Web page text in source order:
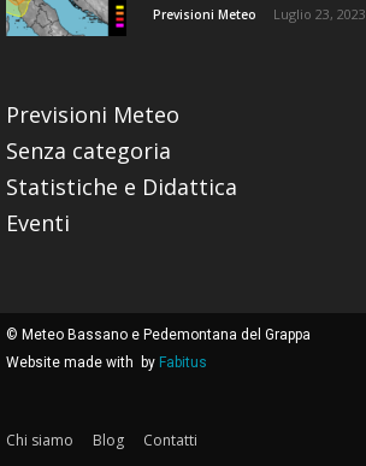
Previsioni Meteo Luglio 23, 2023
Previsioni Meteo
Senza categoria
Statistiche e Didattica
Eventi
© Meteo Bassano e Pedemontana del Grappa
Website made with
by Fabitus
Chi siamo Blog Contatti